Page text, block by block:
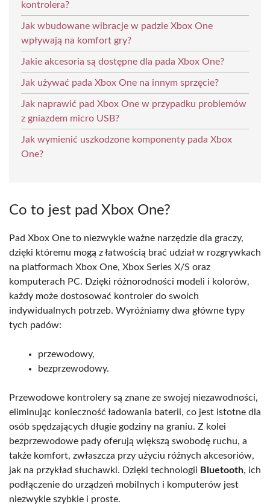
kontrolera?
Jak wbudowane wibracje w padzie Xbox One
wpływają na komfort gry?
Jakie akcesoria są dostępne dla pada Xbox One?
Jak używać pada Xbox One na innym sprzęcie?
Jak naprawić pad Xbox One w przypadku problemów
z gniazdem micro USB?
Jak wymienić uszkodzone komponenty pada Xbox
One?
Co to jest pad Xbox One?
Pad Xbox One to niezwykle ważne narzędzie dla graczy,
dzięki któremu mogą z łatwością brać udział w rozgrywkach
na platformach Xbox One, Xbox Series X/S oraz
komputerach PC. Dzięki różnorodności modeli i kolorów,
każdy może dostosować kontroler do swoich
indywidualnych potrzeb. Wyróżniamy dwa główne typy
tych padów:
przewodowy,
bezprzewodowy.
Przewodowe kontrolery są znane ze swojej niezawodności,
eliminując konieczność ładowania baterii, co jest istotne dla
osób spędzających długie godziny na graniu. Z kolei
bezprzewodowe pady oferują większą swobodę ruchu, a
także komfort, zwłaszcza przy użyciu różnych akcesoriów,
jak na przykład słuchawki. Dzięki technologii Bluetooth, ich
podłączenie do urządzeń mobilnych i komputerów jest
niezwykle szybkie i proste.